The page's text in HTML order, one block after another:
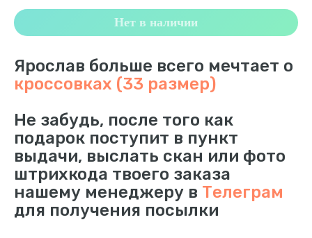
Нет в наличии
Ярослав больше всего мечтает о
кроссовках (33 размер)
Не забудь, после того как
подарок поступит в пункт
выдачи, выслать скан или фото
штрихкода твоего заказа
нашему менеджеру в Телеграм
для получения посылки